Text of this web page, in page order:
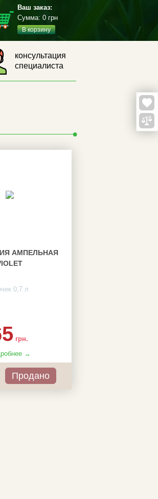
Ваш заказ:
Сумма: 0 грн
В корзину
консультация
специалиста
АМПЕЛЬНАЯ
0,7 л
грн.
→
Продано